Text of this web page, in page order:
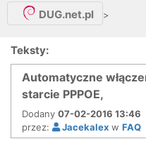
DUG.net.pl >
Teksty:
Automatyczne
starcie PPPOE,
Dodany 07-02-2016 13:46
przez:
Jacekalex w FAQ